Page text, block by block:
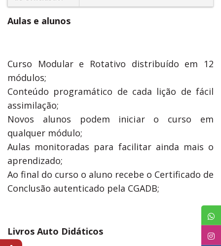
Aulas e alunos
Curso Modular e Rotativo distribuído em 12
módulos;
Conteúdo programático de cada lição de fácil
assimilação;
Novos alunos podem iniciar o curso em
qualquer módulo;
Aulas monitoradas para facilitar ainda mais o
aprendizado;
Ao final do curso o aluno recebe o Certificado de
Conclusão autenticado pela CGADB;
Livros Auto Didáticos